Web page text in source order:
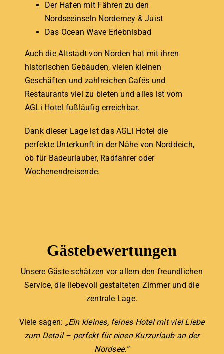
Der Hafen mit Fähren zu den
Nordseeinseln Norderney & Juist
Das Ocean Wave Erlebnisbad
Auch die Altstadt von Norden hat mit ihren
historischen Gebäuden, vielen kleinen
Geschäften und zahlreichen Cafés und
Restaurants viel zu bieten und alles ist vom
AGLi Hotel fußläufig erreichbar.
Dank dieser Lage ist das AGLi Hotel die
perfekte Unterkunft in der Nähe von Norddeich,
ob für Badeurlauber, Radfahrer oder
Wochenendreisende.
Gästebewertungen
Unsere Gäste schätzen vor allem den freundlichen
Service, die liebevoll gestalteten Zimmer und die
zentrale Lage.
Viele sagen: „Ein kleines, feines Hotel mit viel Liebe
zum Detail – perfekt für einen Kurzurlaub an der
Nordsee.“